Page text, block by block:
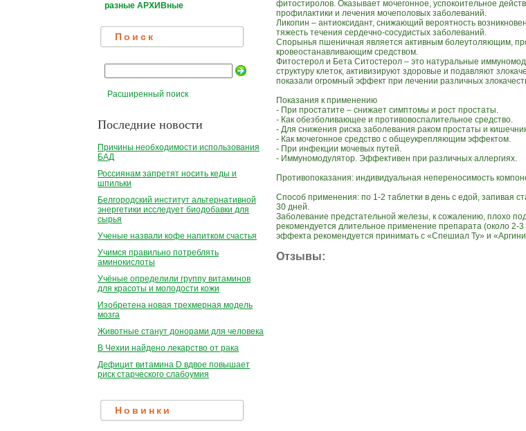
разные АРХИВные
Поиск
Расширенный поиск
Последние новости
Причины необходимости использования
БАД
Россиянам запретят носить кеды и
шпильки
Белгородский институт альтернативной
энергетики исследует биодобавки для
сырья
Ученые назвали кофе напитком счастья
Учимся правильно потреблять
аминокислоты
Учёные определили группу витаминов
для красоты и молодости кожи
Изобретена новая трехмерная модель
мозга
Животные станут донорами для человека
В Чехии найдено лекарство от рака
Дефицит витамина D вдвое повышает
риск старческого слабоумия
Новинки
фитостиролов. Оказывает мочегонное, успокоительное
профилактики и лечения мочеполовых заболеваний.
Ликопин – антиоксидант, снижающий вероятность
тяжесть течения сердечно-сосудистых заболеваний.
Спорынья пшеничная является активным болеутоляющим,
кровеостанавливающим средством.
Фитостерол и Бета Ситостерол – это натуральные
структуру клеток, активизируют здоровые и подавляют
показали огромный эффект при лечении различных
Показания к применению
- При простатите – снижает симптомы и рост простаты.
- Как обезболивающее и противовоспалительное средство.
- Для снижения риска заболевания раком простаты и
- Как мочегонное средство с общеукрепляющим эффектом.
- При инфекции мочевых путей.
- Иммуномодулятор. Эффективен при различных аллергиях.
Противопоказания: индивидуальная непереносимость
Способ применения: по 1-2 таблетки в день с едой, запивая
30 дней.
Заболевание предстательной железы, к сожалению, плохо
рекомендуется длительное применение препарата (около 2-
эффекта рекомендуется принимать с «Спешиал Ту» и
Отзывы: